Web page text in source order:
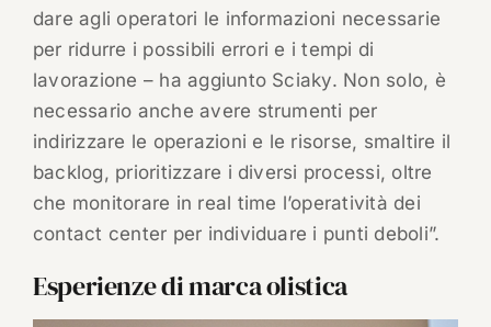
dare agli operatori le informazioni necessarie
per ridurre i possibili errori e i tempi di
lavorazione – ha aggiunto Sciaky. Non solo, è
necessario anche avere strumenti per
indirizzare le operazioni e le risorse, smaltire il
backlog, prioritizzare i diversi processi, oltre
che monitorare in real time l’operatività dei
contact center per individuare i punti deboli”.
Esperienze di marca olistica